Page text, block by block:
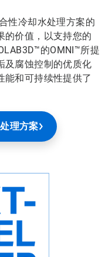
性冷却水处理方案的
的价值，以支持您的
的OMNI™所提
及腐蚀控制的优质化
能和可持续性提供了
理方案